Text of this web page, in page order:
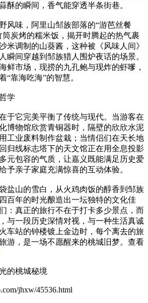
酥的瞬间，香气能穿透半条街巷。
风味，阿里山邹族部落的“游芭丝餐
筒炭烤的糯米饭，揭开时腾起的热气裹
米调制的山葵酱，这种被《风味人间》
瞬间穿越到邹族猎人围炉夜话的场景。
鲜市场，现捞的九孔鲍与现炸的虾嗲，
“靠海吃海”的智慧。
学
于它完美平衡了传统与现代。当游客在
博物馆欣赏青铜器时，隔壁的欣欣水泥
工业废料制作盆栽；当情侣们在天长地
归线标志塔下的天文馆正在用全息投影
元包容的气质，让嘉义既能满足历史爱
予亲子家庭充满惊喜的互动体验。
盐山的雪白，从火鸡肉饭的醇香到邹族
百年的时光酿造出一坛独特的文化佳
：真正的旅行不在于打卡多少景点，而
与一段历史深情对视，与一种生活真诚
车站的钟楼镀上金边时，每个离去的旅
游，是一场不愿醒来的桃城旧梦。查看
的桃城秘境
jhxw/45536.html